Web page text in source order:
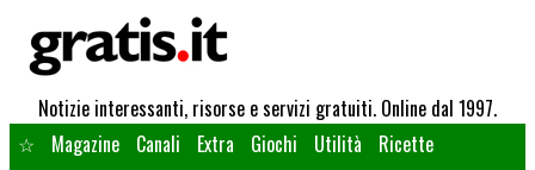
Notizie interessanti, risorse e servizi gratuiti. Online dal 1997.
☆
Magazine Canali Extra Giochi Utilità
Ricette